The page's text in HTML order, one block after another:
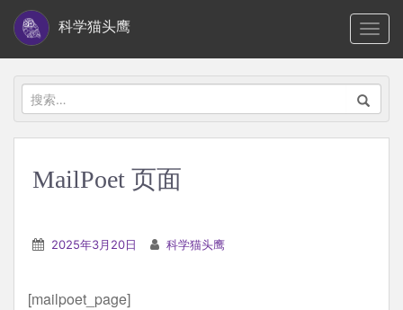
i
科学猫头鹰
搜
索：
MailPoet 页面
2025年3月20日 科学猫头鹰
[mailpoet_page]